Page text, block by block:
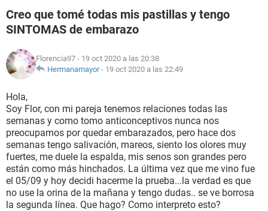
FAMILIA
NUTRICIÓN
SEXUALIDAD
GLOSARIO
Creo que tomé todas mis pastillas y tengo
SINTOMAS de embarazo
Florencia97 - 19 oct 2020 a las 20:38
Hermanamayor- 19 oct 2020 a las 22:49
Hola,
Soy Flor, con mi pareja tenemos relaciones todas las
semanas y como tomo anticonceptivos nunca nos
preocupamos por quedar embarazados, pero hace dos
semanas tengo salivación, mareos, siento los olores muy
fuertes, me duele la espalda, mis senos son grandes pero
están como más hinchados. La última vez que me vino fue
el 05/09 y hoy decidi hacerme la prueba...la verdad es que
no use la orina de la mañana y tengo dudas.. se ve borrosa
la segunda línea. Que hago? Como interpreto esto?